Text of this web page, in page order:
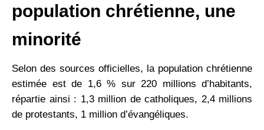
population chrétienne, une
minorité
Selon des sources officielles, la population chrétienne
estimée est de 1,6 % sur 220 millions d’habitants,
répartie ainsi : 1,3 million de catholiques, 2,4 millions
de protestants, 1 million d’évangéliques.